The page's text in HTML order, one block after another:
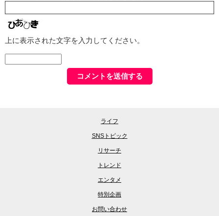
上に表示された文字を入力してください。
ライフ
SNSトピック
リサーチ
トレンド
エンタメ
特別企画
お問い合わせ